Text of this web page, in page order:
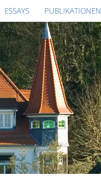
ESSAYS PUBLIKATIONEN